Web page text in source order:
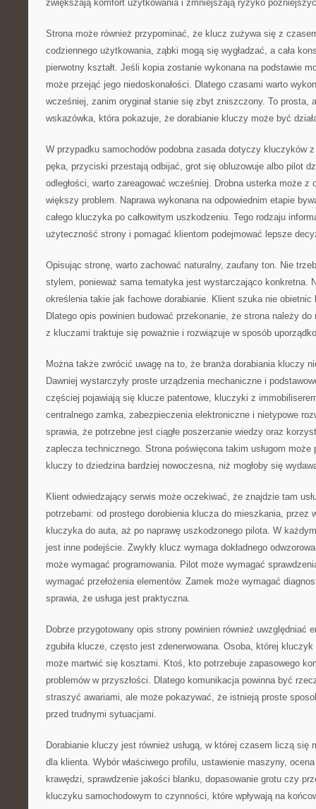
zwiększają komfort użytkowania i zmniejszają ryzyko
Strona może również przypominać, że klucz zużywa się z
codziennego użytkowania, ząbki mogą się wygładzać, a cała
pierwotny kształt. Jeśli kopia zostanie wykonana na podstawie
może przejąć jego niedoskonałości. Dlatego czasami warto
wcześniej, zanim oryginał stanie się zbyt zniszczony. To prosta,
wskazówka, która pokazuje, że dorabianie kluczy może być
W przypadku samochodów podobna zasada dotyczy kluczyków
pęka, przyciski przestają odbijać, grot się obluzowuje albo pilot
odległości, warto zareagować wcześniej. Drobna usterka może z
większy problem. Naprawa wykonana na odpowiednim etapie
całego kluczyka po całkowitym uszkodzeniu. Tego rodzaju
użyteczność strony i pomagać klientom podejmować lepsze
Opisując stronę, warto zachować naturalny, zaufany ton. Nie
stylem, ponieważ sama tematyka jest wystarczająco konkretna.
określenia takie jak fachowe dorabianie. Klient szuka nie
Dlatego opis powinien budować przekonanie, że strona należy
z kluczami traktuje się poważnie i rozwiązuje w sposób
Można także zwrócić uwagę na to, że branża dorabiania kluczy
Dawniej wystarczyły proste urządzenia mechaniczne i
częściej pojawiają się klucze patentowe, kluczyki z
centralnego zamka, zabezpieczenia elektroniczne i nietypowe
sprawia, że potrzebne jest ciągłe poszerzanie wiedzy oraz
zaplecza technicznego. Strona poświęcona takim usługom może
kluczy to dziedzina bardziej nowoczesna, niż mogłoby się
Klient odwiedzający serwis może oczekiwać, że znajdzie tam
potrzebami: od prostego dorobienia klucza do mieszkania, przez
kluczyka do auta, aż po naprawę uszkodzonego pilota. W
jest inne podejście. Zwykły klucz wymaga dokładnego
może wymagać programowania. Pilot może wymagać
wymagać przełożenia elementów. Zamek może wymagać
sprawia, że usługa jest praktyczna.
Dobrze przygotowany opis strony powinien również uwzględniać
zgubiła klucze, często jest zdenerwowana. Osoba, której kluczyk
może martwić się kosztami. Ktoś, kto potrzebuje zapasowego
problemów w przyszłości. Dlatego komunikacja powinna być
straszyć awariami, ale może pokazywać, że istnieją proste
przed trudnymi sytuacjami.
Dorabianie kluczy jest również usługą, w której czasem liczą się
dla klienta. Wybór właściwego profilu, ustawienie maszyny,
krawędzi, sprawdzenie jakości blanku, dopasowanie grotu czy
kluczyku samochodowym to czynności, które wpływają na